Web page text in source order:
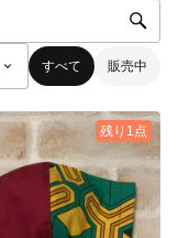
すべて 販売中
残り1点